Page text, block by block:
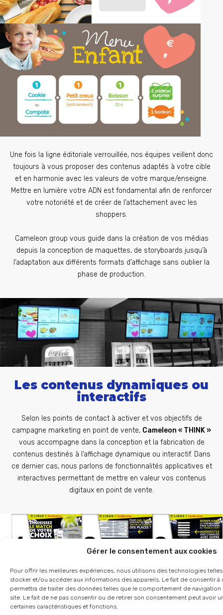
Gérer le consentement aux cookies
Pour offrir les meilleures expériences, nous utilisons des technologies
stocker et/ou accéder aux informations des appareils. Le fait de consentir
permettra de traiter des données telles que le comportement de navigation
site. Le fait de ne pas consentir ou de retirer son consentement peut avoir
certaines caractéristiques et fonctions.
Une fois la ligne éditoriale verrouillée, nos équipes veillent donc
toujours à vous proposer des contenus adaptés à votre cible
et en harmonie avec les valeurs de votre marque/enseigne.
Mettre en lumière votre ADN est fondamental afin de renforcer
votre notoriété et de créer de l’attachement avec les
shoppers.
Cameleon group vous guide dans la création de vos médias
depuis la conception de maquettes, de storyboards jusqu’à
l’adaptation aux différents formats d’affichage sans oublier la
phase de production.
Les contenus dynamiques ou
interactifs
Selon les points de contact à activer et vos objectifs de
campagne marketing en point de vente, Cameleon « THINK »
vous accompagne dans la conception et la fabrication de
contenus destinés à l’affichage dynamique ou interactif. Dans
ce dernier cas, nous parlons de fonctionnalités applicatives et
interactives permettant de mettre en valeur vos contenus
digitaux en point de vente.
Les contenus applicatifs